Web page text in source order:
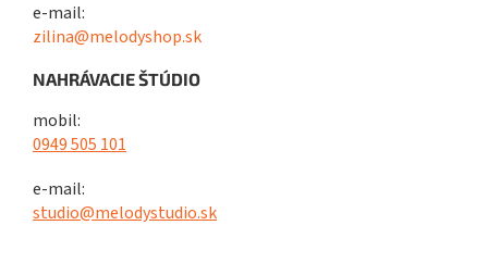
e-mail:
zilina@melodyshop.sk
NAHRÁVACIE ŠTÚDIO
mobil:
0949 505 101
e-mail:
studio@melodystudio.sk